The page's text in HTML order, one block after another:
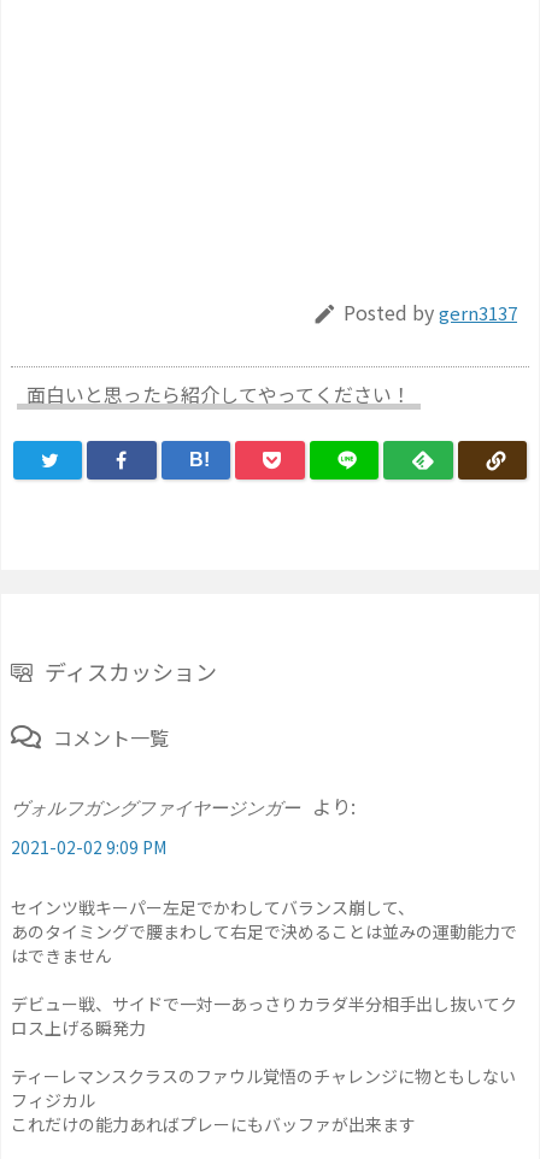
 Posted bygern3137
面白いと思ったら紹介してやってください！
B!
ディスカッション
コメント一覧
ヴォルフガングファイヤージンガー より:
2021-02-02 9:09 PM
セインツ戦キーパー左足でかわしてバランス崩して、
あのタイミングで腰まわして右足で決めることは並みの運動能力で
はできません
デビュー戦、サイドで一対一あっさりカラダ半分相手出し抜いてク
ロス上げる瞬発力
ティーレマンスクラスのファウル覚悟のチャレンジに物ともしない
フィジカル
これだけの能力あればプレーにもバッファが出来ます